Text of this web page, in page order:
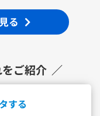
る
ご紹介
する